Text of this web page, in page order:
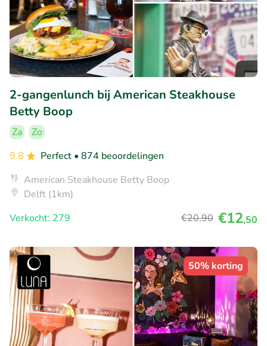
2-gangenlunch bij American Steakhouse
Betty Boop
Za
Zo
9.8
Perfect • 874 beoordelingen
American Steakhouse Betty Boop
Delft (1km)
Verkocht: 279
€20,90 €12,50
50% korting